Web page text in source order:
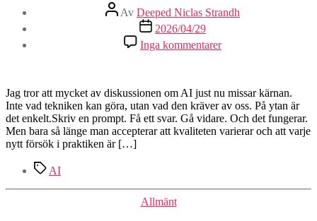
Inläggsförfattare
Av Deeped Niclas Strandh
Inläggsdatum
2026/04/29
Inga kommentarertill
Det
dina
prompts
som
är
när
Jag tror att mycket av diskussionen om AI just nu missar kärnan.
Inte vad tekniken kan göra, utan vad den kräver av oss. På ytan är
det enkelt.Skriv en prompt. Få ett svar. Gå vidare. Och det fungerar.
Men bara så länge man accepterar att kvaliteten varierar och att varje
nytt försök i praktiken är […]
Etiketter
AI
Kategorier
Allmänt